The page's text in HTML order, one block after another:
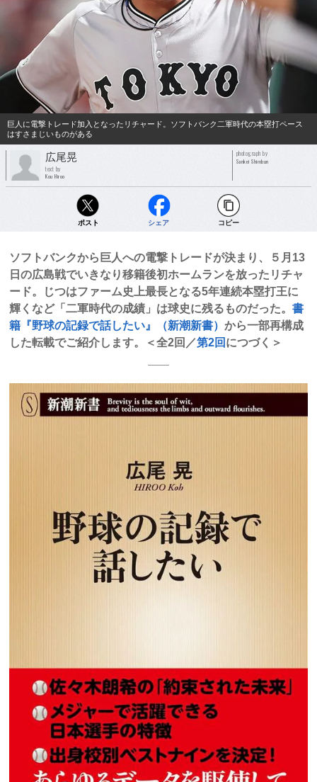
巨人に電撃トレード加入となったリチャード。ソフトバンク二軍時代の本塁打ペース
はすさまじいものがある
広尾晃
text by
Kou Hiroo
photograph by
Sankei Shimbun
ポスト シェア コピー
ソフトバンクから巨人への電撃トレードが決まり、５月13
日の広島戦でいきなり移籍後初ホームランを放ったリチャ
ード。じつはファーム史上最長となる5年連続本塁打王に
輝くなど「二軍時代の成績」は球史に残るものだった。 書
籍『野球の記録で話したい』（新潮新書） から一部再構成
した転載でご紹介します。＜全2回／第2回 につづく＞